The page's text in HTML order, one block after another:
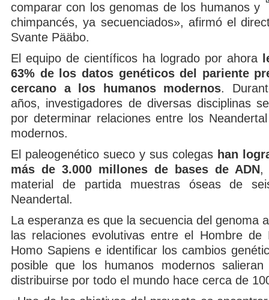
comparar con los genomas de los humanos y
chimpancés, ya secuenciados», afirmó el
Svante Pääbo.
El equipo de científicos ha logrado por ahora
63% de los datos genéticos del pariente
cercano a los humanos modernos.
años, investigadores de diversas disciplinas
por determinar relaciones entre los
modernos.
El paleogenético sueco y sus colegas han
más de 3.000 millones de bases de ADN,
material de partida muestras óseas de
Neandertal.
La esperanza es que la secuencia del genoma
las relaciones evolutivas entre el Hombre de
Homo Sapiens e identificar los cambios
posible que los humanos modernos
distribuirse por todo el mundo hace cerca de